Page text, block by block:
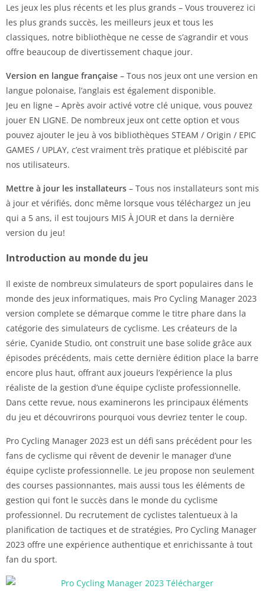
Les jeux les plus récents et les plus grands – Vous trouverez ici
les plus grands succès, les meilleurs jeux et tous les
classiques, notre bibliothèque ne cesse de s’agrandir et vous
offre beaucoup de divertissement chaque jour.
Version en langue française – Tous nos jeux ont une version en
langue polonaise, l’anglais est également disponible.
Jeu en ligne – Après avoir activé votre clé unique, vous pouvez
jouer EN LIGNE. De nombreux jeux ont cette option et vous
pouvez ajouter le jeu à vos bibliothèques STEAM / Origin / EPIC
GAMES / UPLAY, c’est vraiment très pratique et plébiscité par
nos utilisateurs.
Mettre à jour les installateurs – Tous nos installateurs sont mis
à jour et vérifiés, donc même lorsque vous téléchargez un jeu
qui a 5 ans, il est toujours MIS À JOUR et dans la dernière
version du jeu!
Introduction au monde du jeu
Il existe de nombreux simulateurs de sport populaires dans le
monde des jeux informatiques, mais Pro Cycling Manager 2023
version complete se démarque comme le titre phare dans la
catégorie des simulateurs de cyclisme. Les créateurs de la
série, Cyanide Studio, ont construit une base solide grâce aux
épisodes précédents, mais cette dernière édition place la barre
encore plus haut, offrant aux joueurs l’expérience la plus
réaliste de la gestion d’une équipe cycliste professionnelle.
Dans cette revue, nous examinerons les principaux éléments
du jeu et découvrirons pourquoi vous devriez tenter le coup.
Pro Cycling Manager 2023 est un défi sans précédent pour les
fans de cyclisme qui rêvent de devenir le manager d’une
équipe cycliste professionnelle. Le jeu propose non seulement
des courses passionnantes, mais aussi tous les éléments de
gestion qui font le succès dans le monde du cyclisme
professionnel. Du recrutement de cyclistes talentueux à la
planification de tactiques et de stratégies, Pro Cycling Manager
2023 offre une expérience authentique et enrichissante à tout
fan du sport.